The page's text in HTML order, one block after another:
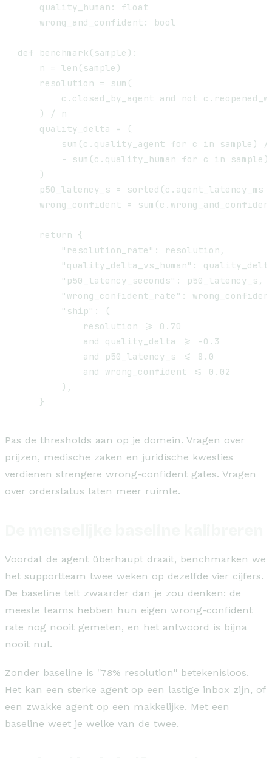
    quality_human: float
    wrong_and_confident: bool
def benchmark(sample):
    n = len(sample)
    resolution = sum(
c.closed_by_agent and not
    ) / n
    quality_delta = (
sum(c.quality_agent for c in sample) /
- sum(c.quality_human for c in sample)
    )
p50_latency_s = sorted(c.agent_latency_ms
wrong_confident =
    return {
        "resolution_rate": resolution,
"quality_delta_vs_human":
        "p50_latency_seconds": p50_latency_s,
"wrong_confident_rate":
        "ship": (
            resolution >= 0.70
            and quality_delta >= -0.3
            and p50_latency_s <= 8.0
            and wrong_confident <= 0.02
        ),
Pas de thresholds aan op je domein. Vragen over
prijzen, medische zaken en juridische kwesties
verdienen strengere wrong-confident gates. Vragen
over orderstatus laten meer ruimte.
Voordat de agent überhaupt draait, benchmarken we
het supportteam twee weken op dezelfde vier cijfers.
De baseline telt zwaarder dan je zou denken: de
meeste teams hebben hun eigen wrong-confident
rate nog nooit gemeten, en het antwoord is bijna
nooit nul.
Zonder baseline is "78% resolution" betekenisloos.
Het kan een sterke agent op een lastige inbox zijn, of
een zwakke agent op een makkelijke. Met een
baseline weet je welke van de twee.